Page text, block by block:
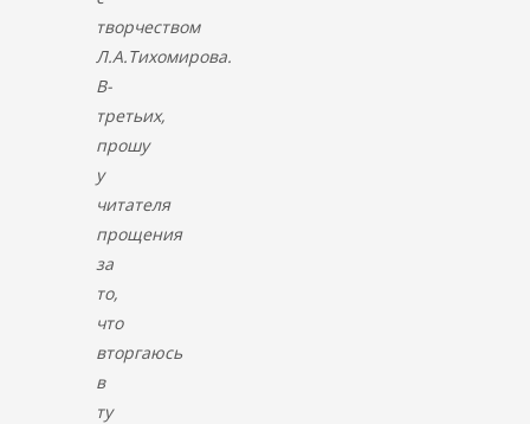
творчеством
Л.А.Тихомирова.
В-
третьих,
прошу
у
читателя
прощения
за
то,
что
вторгаюсь
в
ту